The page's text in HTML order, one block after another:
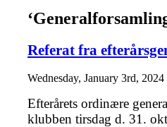
Referat fra
Wednesday, January 3rd, 2024
Efterårets ordinære
klubben tirsdag d. 31.